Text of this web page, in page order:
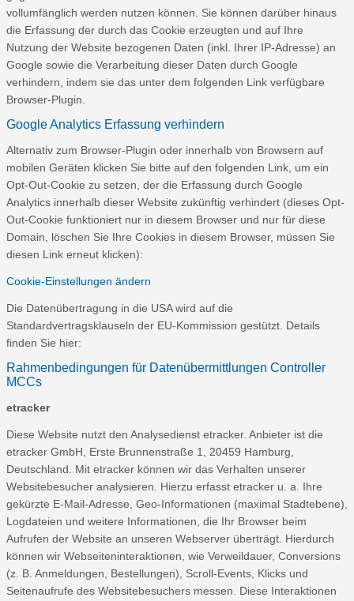
vollumfänglich werden nutzen können. Sie können darüber hinaus
die Erfassung der durch das Cookie erzeugten und auf Ihre
Nutzung der Website bezogenen Daten (inkl. Ihrer IP-Adresse) an
Google sowie die Verarbeitung dieser Daten durch Google
verhindern, indem sie das unter dem folgenden Link verfügbare
Browser-Plugin.
Google Analytics Erfassung verhindern
Alternativ zum Browser-Plugin oder innerhalb von Browsern auf
mobilen Geräten klicken Sie bitte auf den folgenden Link, um ein
Opt-Out-Cookie zu setzen, der die Erfassung durch Google
Analytics innerhalb dieser Website zukünftig verhindert (dieses Opt-
Out-Cookie funktioniert nur in diesem Browser und nur für diese
Domain, löschen Sie Ihre Cookies in diesem Browser, müssen Sie
diesen Link erneut klicken):
Cookie-Einstellungen ändern
Die Datenübertragung in die USA wird auf die
Standardvertragsklauseln der EU-Kommission gestützt. Details
finden Sie hier:
Rahmenbedingungen für Datenübermittlungen Controller
MCCs
etracker
Diese Website nutzt den Analysedienst etracker. Anbieter ist die
etracker GmbH, Erste Brunnenstraße 1, 20459 Hamburg,
Deutschland. Mit etracker können wir das Verhalten unserer
Websitebesucher analysieren. Hierzu erfasst etracker u. a. Ihre
gekürzte E-Mail-Adresse, Geo-Informationen (maximal Stadtebene),
Logdateien und weitere Informationen, die Ihr Browser beim
Aufrufen der Website an unseren Webserver überträgt. Hierdurch
können wir Webseiteninteraktionen, wie Verweildauer, Conversions
(z. B. Anmeldungen, Bestellungen), Scroll-Events, Klicks und
Seitenaufrufe des Websitebesuchers messen. Diese Interaktionen